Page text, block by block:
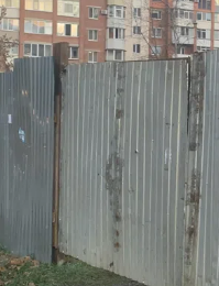
РОЗШУКУЄ 62-